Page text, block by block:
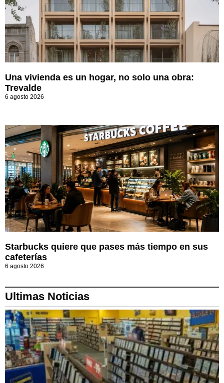
Una vivienda es un hogar, no solo una obra:
Trevalde
6 agosto 2026
Starbucks quiere que pases más tiempo en sus
cafeterías
6 agosto 2026
Ultimas Noticias